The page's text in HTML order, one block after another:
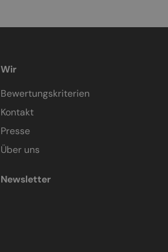
Wir
Bewertungskriterien
Kontakt
Presse
Über uns
Newsletter